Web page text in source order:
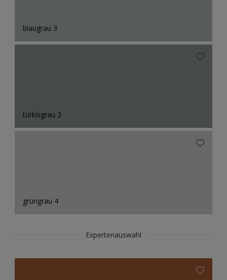
blaugrau 3
türkisgrau 2
grüngrau 4
Expertenauswahl